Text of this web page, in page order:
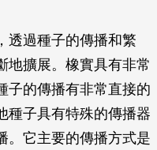
透過種子的傳播和繁
地擴展。橡實具有非常
子的傳播有非常直接的
種子具有特殊的傳播器
。它主要的傳播方式是